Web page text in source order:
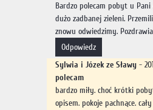
Bardzo polecam pobyt u
dużo zadbanej zieleni.
znowu odwiedzimy.
odpowiedz
Sylwia i Józek ze Sławy -
polecam
bardzo miły. choć krótki
opisem. pokoje pachnące.